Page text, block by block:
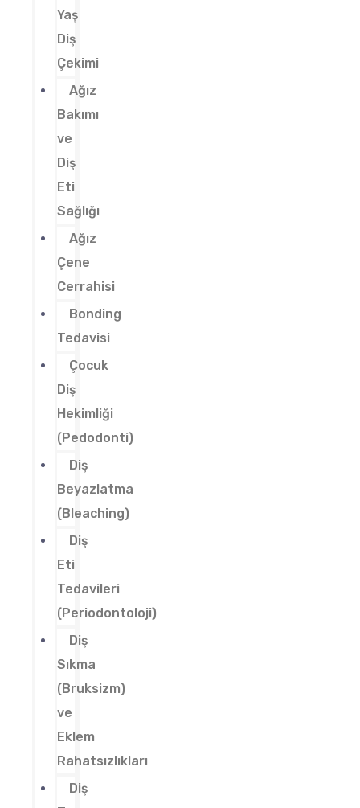
Yaş
Diş
Çekimi
Ağız
Bakımı
ve
Diş
Eti
Sağlığı
Ağız
Çene
Cerrahisi
Bonding
Tedavisi
Çocuk
Diş
Hekimliği
(Pedodonti)
Diş
Beyazlatma
(Bleaching)
Diş
Eti
Tedavileri
(Periodontoloji)
Diş
Sıkma
(Bruksizm)
ve
Eklem
Rahatsızlıkları
Diş